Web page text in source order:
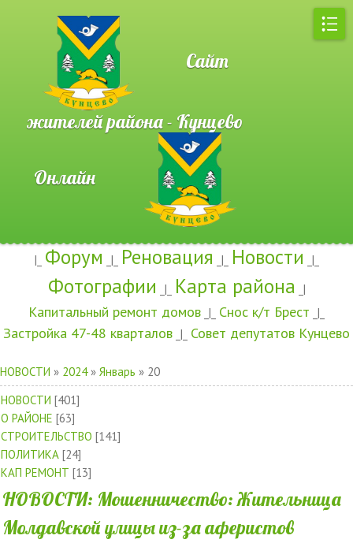
Сайт
жителей района - Кунцево
Онлайн
|_ Форум _|_ Реновация _|_ Новости _|_
Фотографии _|_ Карта района _|
Капитальный ремонт домов _|_ Снос к/т Брест _|_
Застройка 47-48 кварталов _|_ Совет депутатов Кунцево
НОВОСТИ » 2024 » Январь » 20
НОВОСТИ [401]
О РАЙОНЕ [63]
СТРОИТЕЛЬСТВО [141]
ПОЛИТИКА [24]
КАП РЕМОНТ [13]
НОВОСТИ: Мошенничество: Жительница
Молдавской улицы из-за аферистов